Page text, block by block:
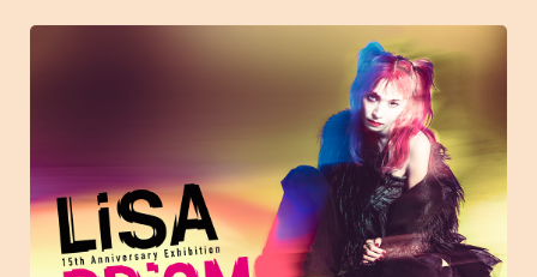
0
イタリア生まれのココア入りヘーゼルナッツスプレッド「Nutella（ヌテラ）」の公式アンバサダー
デビュー15周年を迎えることを記念し、LiSAとアニメイトとのコラボレーション企画
06 アジアツアー LiVE is Smile Always〜15 〜」開催決定
2年ぶりとなるアジアツアー「LiVE is Smile Always～15～」の開催が決定！